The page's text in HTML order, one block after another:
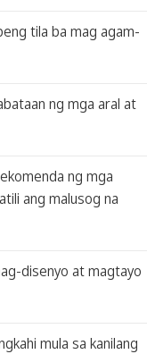
tila ba mag agam-
ng mga aral at
ng mga
ang malusog na
disenyo at magtayo
mula sa kanilang